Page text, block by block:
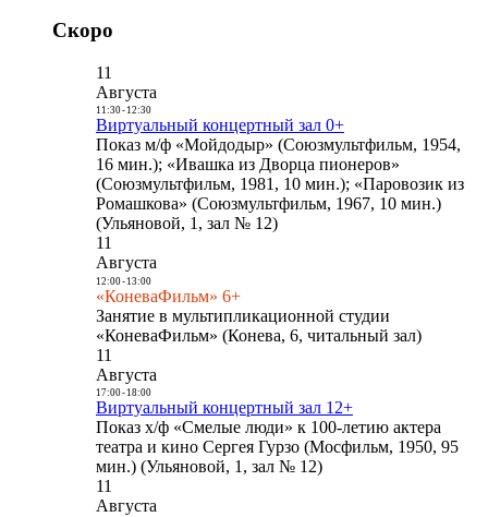
Скоро
11
Августа
11:30- 12:30
Виртуальный концертный зал 0+
Показ м/ф «Мойдодыр» (Союзмультфильм, 1954,
16 мин.); «Ивашка из Дворца пионеров»
(Союзмультфильм, 1981, 10 мин.); «Паровозик из
Ромашкова» (Союзмультфильм, 1967, 10 мин.)
(Ульяновой, 1, зал № 12)
11
Августа
12:00- 13:00
«КоневаФильм» 6+
Занятие в мультипликационной студии
«КоневаФильм» (Конева, 6, читальный зал)
11
Августа
17:00- 18:00
Виртуальный концертный зал 12+
Показ х/ф «Смелые люди» к 100-летию актера
театра и кино Сергея Гурзо (Мосфильм, 1950, 95
мин.) (Ульяновой, 1, зал № 12)
11
Августа